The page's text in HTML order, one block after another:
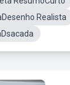
Realista